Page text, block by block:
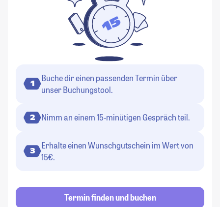
1
Buche dir einen passenden Termin über
unser Buchungstool.
2 Nimm an einem 15-minütigen Gespräch teil.
3
Erhalte einen Wunschgutschein im Wert von
15€.
Termin finden und buchen